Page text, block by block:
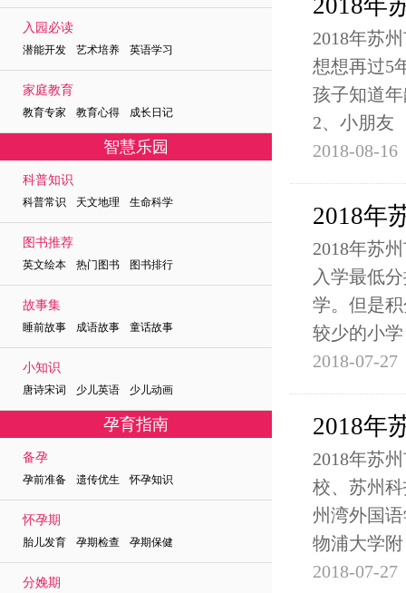
入园必读
潜能开发 艺术培养 英语学习
家庭教育
教育专家 教育心得 成长日记
智慧乐园
科普知识
科普常识 天文地理 生命科学
图书推荐
英文绘本 热门图书 图书排行
故事集
睡前故事 成语故事 童话故事
小知识
唐诗宋词 少儿英语 少儿动画
孕育指南
备孕
孕前准备 遗传优生 怀孕知识
怀孕期
胎儿发育 孕期检查 孕期保健
分娩期
2018年
2018年苏
想想再过5
孩子知道
2、小朋友
2018-08-16
2018年
2018年苏
入学最低
学。但是
较少的小
2018-07-27
2018年
2018年苏
校、苏州
州湾外国
物浦大学附
2018-07-27